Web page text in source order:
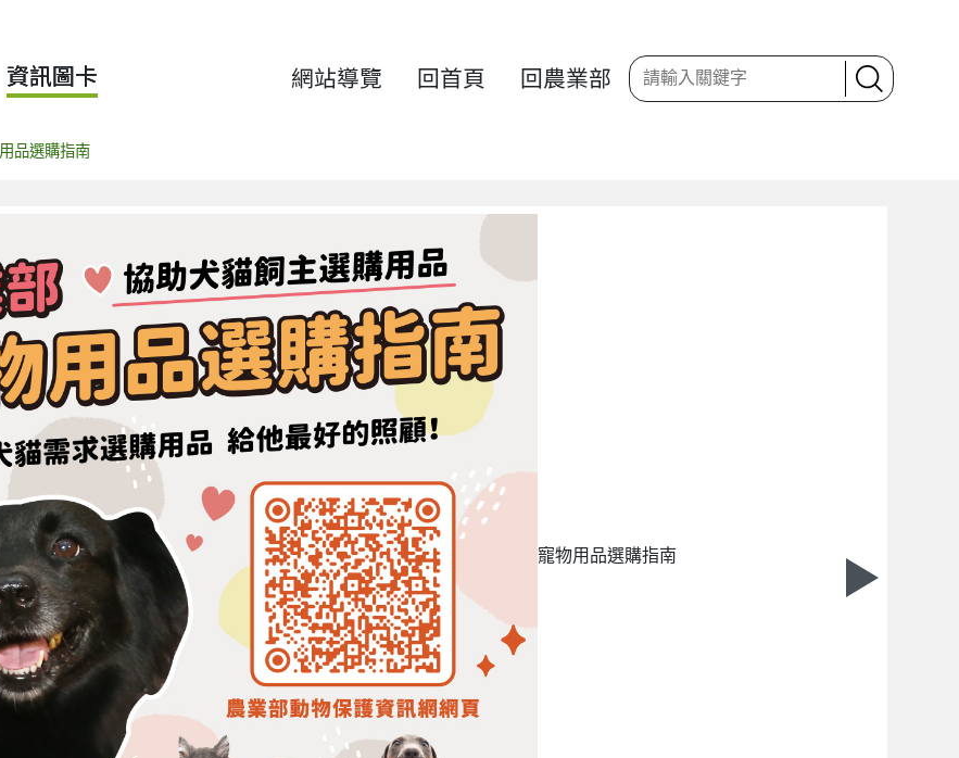
資訊圖卡 網站導覽 回首頁 回農業部
品選購指南
寵物用品選購指南